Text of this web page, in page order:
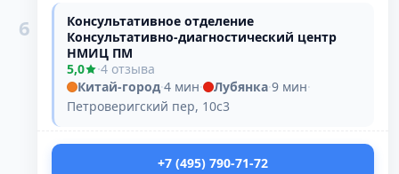
6
Консультативное отделение
Консультативно-диагностический центр
НМИЦ ПМ
5,0
·4 отзыва
Китай-город·4 мин· Лубянка·9 мин·
Петроверигский пер, 10с3
+7 (495) 790-71-72